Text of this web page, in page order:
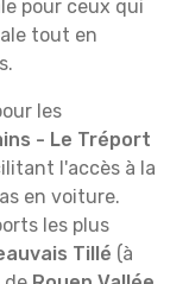
pour ceux qui
tout en
les
- Le Tréport
l'accès à la
en voiture.
les plus
Tillé (à